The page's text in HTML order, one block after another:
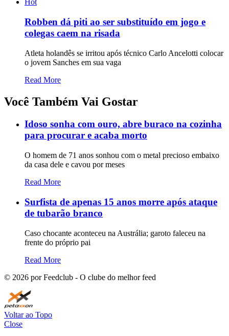
Hot
Robben dá piti ao ser substituído em jogo e
colegas caem na risada
Atleta holandês se irritou após técnico Carlo Ancelotti colocar
o jovem Sanches em sua vaga
Read More
Você Também Vai Gostar
Idoso sonha com ouro, abre buraco na cozinha
para procurar e acaba morto
O homem de 71 anos sonhou com o metal precioso embaixo
da casa dele e cavou por meses
Read More
Surfista de apenas 15 anos morre após ataque
de tubarão branco
Caso chocante aconteceu na Austrália; garoto faleceu na
frente do próprio pai
Read More
© 2026 por Feedclub - O clube do melhor feed
Voltar ao Topo
Close